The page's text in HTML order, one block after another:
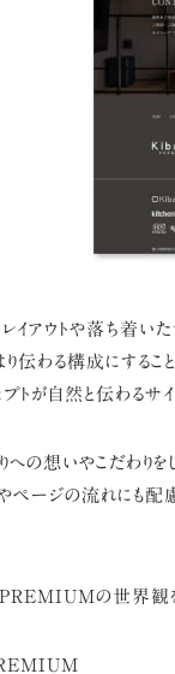
イアウトや落ち着いた
伝わる構成にすること
トが自然と伝わるサイ
への想いやこだわりを
ージの流れにも配慮
の世界観を